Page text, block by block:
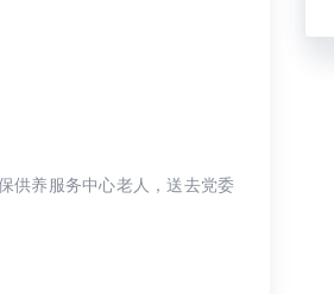
供养服务中心老人，送去党委